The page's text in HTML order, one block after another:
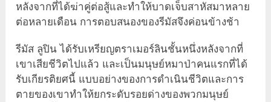
หลังจากที่ได้ฆ่าคู่ต่อสู้และทำให้บาดเจ็บสาหัสมาหลาย
ต่อหลายเดือน การตอบสนองของรีมัสจึงค่อนข้างช้า
รีมัส ลูปิน ได้รับเหรียญตราเมอร์ลินชั้นหนึ่งหลังจากที่
เขาเสียชีวิตไปแล้ว และเป็นมนุษย์หมาป่าคนแรกที่ได้
รับเกียรติยศนี้ แบบอย่างของการดำเนินชีวิตและการ
ตายของเขาทำให้ยกระดับรอยด่างของพวกมนุษย์